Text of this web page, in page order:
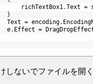
richTextBox1.Text =
}
Text = encoding.
e. Effect =
しないでファイルを開